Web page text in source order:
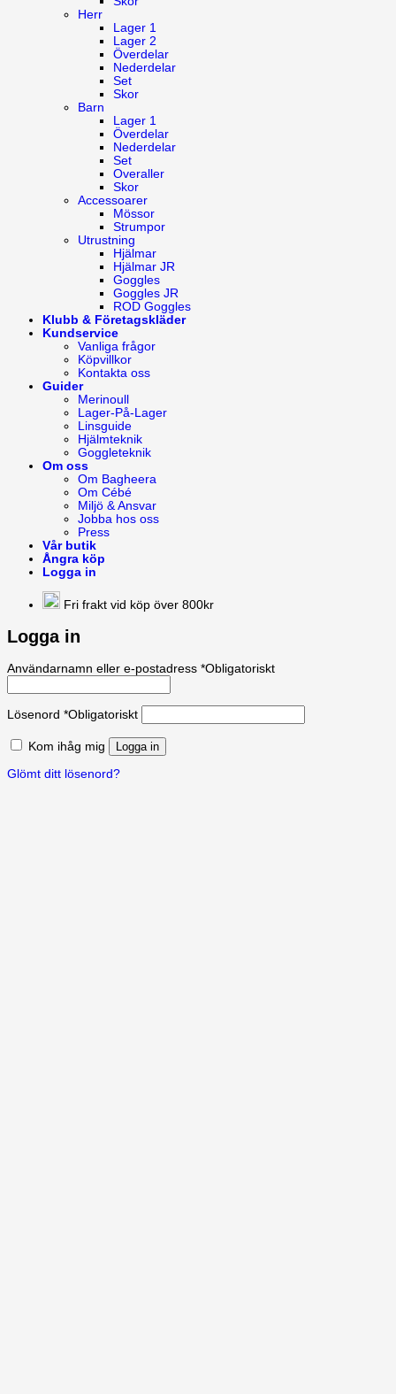
Herr
Lager 1
Lager 2
Överdelar
Nederdelar
Set
Skor
Barn
Lager 1
Överdelar
Nederdelar
Set
Overaller
Skor
Accessoarer
Mössor
Strumpor
Utrustning
Hjälmar
Hjälmar JR
Goggles
Goggles JR
ROD Goggles
Klubb & Företagskläder
Kundservice
Vanliga frågor
Köpvillkor
Kontakta oss
Guider
Merinoull
Lager-På-Lager
Linsguide
Hjälmteknik
Goggleteknik
Om oss
Om Bagheera
Om Cébé
Miljö & Ansvar
Jobba hos oss
Press
Vår butik
Ångra köp
Logga in
Fri frakt vid köp över 800kr
Logga in
Användarnamn eller e-postadress *Obligatoriskt
Lösenord *Obligatoriskt
Kom ihåg mig Logga in
Glömt ditt lösenord?